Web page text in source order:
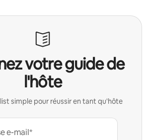
votre guide de
l'hôte
simple pour réussir en tant qu'hôte
e-mail*